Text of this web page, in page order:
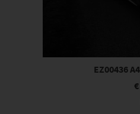
EZ00436
€